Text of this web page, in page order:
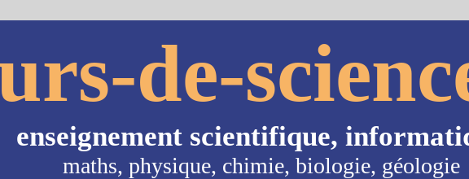
de-
enseignement scientifique,
maths, physique, chimie, biologie, géologie